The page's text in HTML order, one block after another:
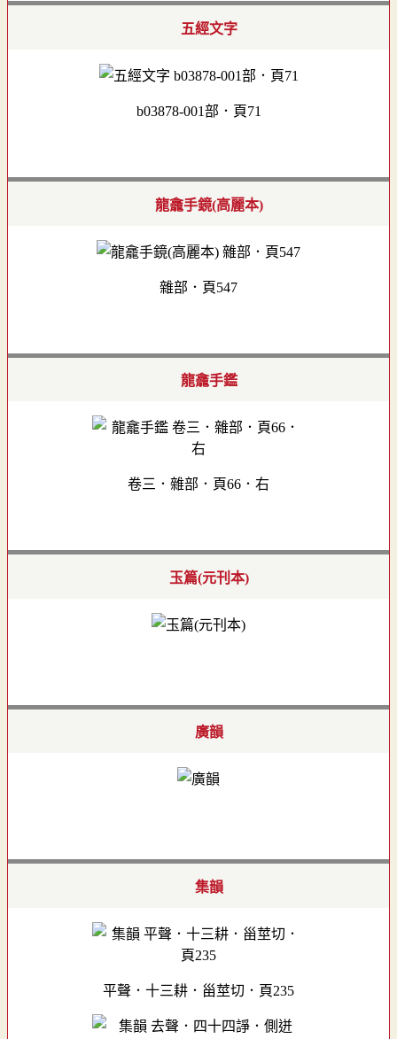
五經文字
b03878-001部．頁71
龍龕手鏡(高麗本)
雜部．頁547
龍龕手鑑
卷三．雜部．頁66．右
玉篇(元刊本)
廣韻
集韻
平聲．十三耕．甾莖切．頁235